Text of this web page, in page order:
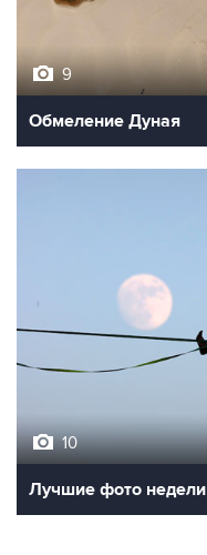
9
Обмеление Дуная
10
Лучшие фото недели